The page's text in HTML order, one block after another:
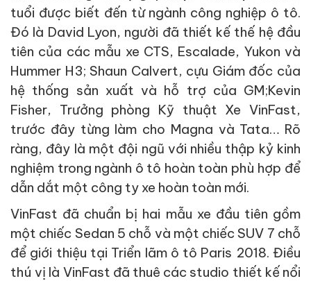
tuổi được biết đến từ ngành công nghiệp ô tô.
Đó là David Lyon, người đã thiết kế thế hệ đầu
tiên của các mẫu xe CTS, Escalade, Yukon và
Hummer H3; Shaun Calvert, cựu Giám đốc của
hệ thống sản xuất và hỗ trợ của GM;Kevin
Fisher, Trưởng phòng Kỹ thuật Xe VinFast,
trước đây từng làm cho Magna và Tata… Rõ
ràng, đây là một đội ngũ với nhiều thập kỷ kinh
nghiệm trong ngành ô tô hoàn toàn phù hợp để
dẫn dắt một công ty xe hoàn toàn mới.
VinFast đã chuẩn bị hai mẫu xe đầu tiên gồm
một chiếc Sedan 5 chỗ và một chiếc SUV 7 chỗ
để giới thiệu tại Triển lãm ô tô Paris 2018. Điều
thú vị là VinFast đã thuê các studio thiết kế nổi